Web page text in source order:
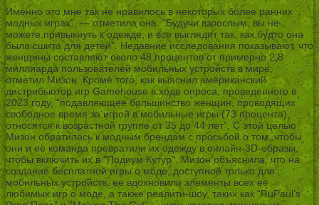
Именно это мне так не нравилось в некоторых более ранних
модных играх”, — отметила она. “Будучи взрослым, вы не
можете привыкнуть к одежде, и все выглядит так, как будто она
была сшита для детей”. Недавние исследования показывают, что
женщины составляют около 48 процентов от примерно 2,8
миллиарда пользователей мобильных устройств в мире,
отметил Мизон. Кроме того, как выяснил американский
дистрибьютор игр Gamehouse в ходе опроса, проведенного в
2023 году, “подавляющее большинство женщин, проводящих
свободное время за игрой в мобильные игры (73 процента),
относятся к возрастной группе от 35 до 44 лет”. С этой целью
Мизон обратилась к модным брендам с просьбой о том, чтобы
они и ее команда превратили их одежду в онлайн-3D-образы,
чтобы включить их в “Подиум Кутур”. Мизон объяснила, что на
создание бесплатной игры о моде, доступной только для
мобильных устройств, ее вдохновили элементы всех ее
любимых игр о моде, а также реалити-шоу, таких как “RuPaul’s